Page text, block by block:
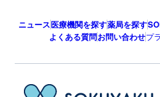
ニュース医療機関を探す薬局を探す
よくある質問お問い合わせプ